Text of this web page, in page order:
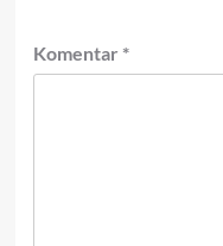
Komentar *